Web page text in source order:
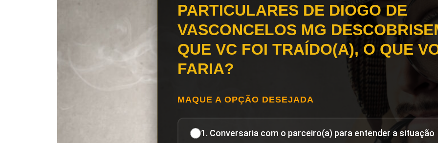
PARTICULARES DE DIOGO DE
VASCONCELOS MG
QUE VC FOI TRAÍDO(A), O QUE
FARIA?
MAQUE A OPÇÃO DESEJADA
1. Conversaria com o parceiro(a) para entender a situação